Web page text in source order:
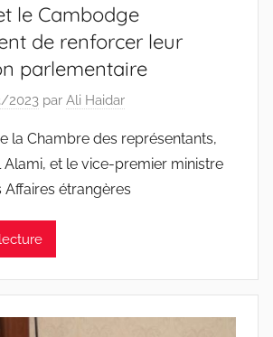
le Cambodge
de renforcer leur
parlementaire
2023 par Ali Haidar
la Chambre des représentants,
Alami, et le vice-premier ministre
Affaires étrangères